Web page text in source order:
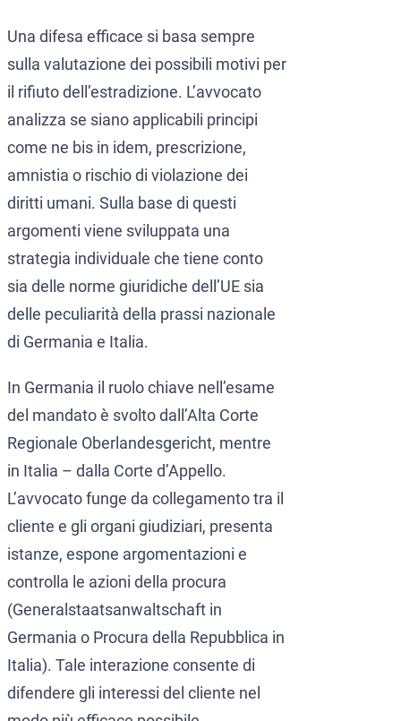
Una difesa efficace si basa sempre
sulla valutazione dei possibili motivi per
il rifiuto dell’estradizione. L’avvocato
analizza se siano applicabili principi
come ne bis in idem, prescrizione,
amnistia o rischio di violazione dei
diritti umani. Sulla base di questi
argomenti viene sviluppata una
strategia individuale che tiene conto
sia delle norme giuridiche dell’UE sia
delle peculiarità della prassi nazionale
di Germania e Italia.
In Germania il ruolo chiave nell’esame
del mandato è svolto dall’Alta Corte
Regionale Oberlandesgericht, mentre
in Italia – dalla Corte d’Appello.
L’avvocato funge da collegamento tra il
cliente e gli organi giudiziari, presenta
istanze, espone argomentazioni e
controlla le azioni della procura
(Generalstaatsanwaltschaft in
Germania o Procura della Repubblica in
Italia). Tale interazione consente di
difendere gli interessi del cliente nel